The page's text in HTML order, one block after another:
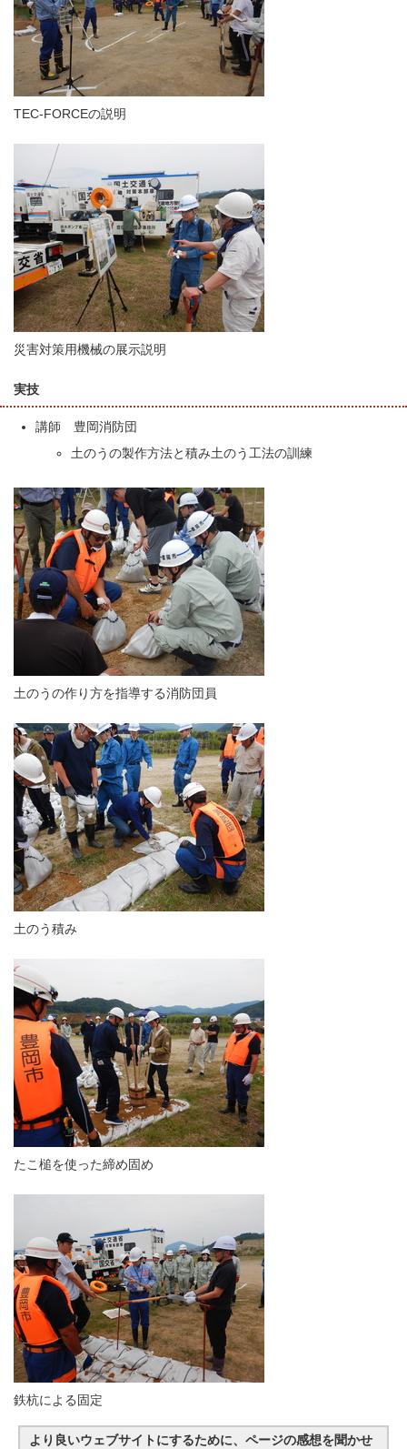
TEC-FORCEの説明
災害対策用機械の展示説明
実技
講師 豊岡消防団
土のうの製作方法と積み土のう工法の訓練
土のうの作り方を指導する消防団員
土のう積み
たこ槌を使った締め固め
鉄杭による固定
より良いウェブサイトにするために、ページの感想を聞かせ